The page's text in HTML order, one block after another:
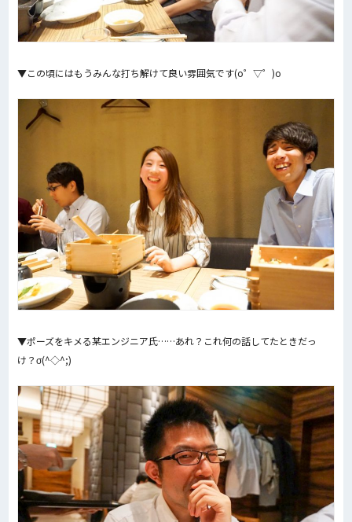
▼この頃にはもうみんな打ち解けて良い雰囲気です(o゜▽゜)o
▼ポーズをキメる某エンジニア氏……あれ？これ何の話してたときだっ
け？σ(^◇^;)